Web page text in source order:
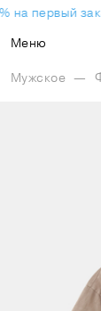
на первый
Меню
Мужское —